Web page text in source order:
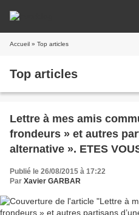
Accueil » Top articles
Top articles
Lettre à mes amis
frondeurs » et autres
alternative ».
Publié le 26/08/2015 à 17:22
Par Xavier GARBAR